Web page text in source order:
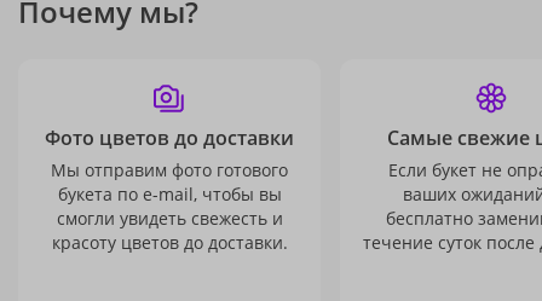
Почему мы?
Фото цветов до доставки
Мы отправим фото готового
букета по e-mail, чтобы вы
смогли увидеть свежесть и
красоту цветов до доставки.
Самые свежие
Если букет не
ваших
бесплатно
течение суток после